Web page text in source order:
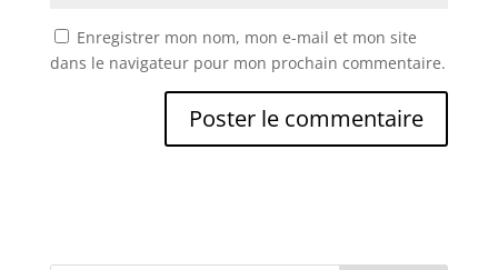
Enregistrer mon nom, mon e-mail et mon site
dans le navigateur pour mon prochain commentaire.